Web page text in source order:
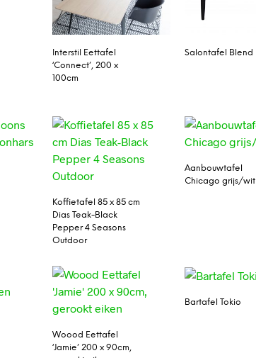
Interstil Eettafel
‘Connect’, 200 x
100cm
Salontafel Blend
Koffietafel 85 x 85 cm
Dias Teak-Black
Pepper 4 Seasons
Outdoor
Aanbouwtafel
Chicago grijs/wit
Woood Eettafel
‘Jamie’ 200 x 90cm,
Bartafel Tokio